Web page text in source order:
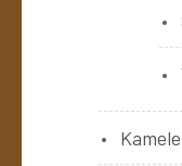
Kamele